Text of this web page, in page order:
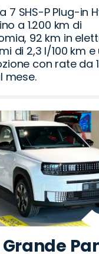
7 SHS-P Plug-in
a 1.200 km di
92 km in
di 2,3 l/100 km e
con rate da
mese.